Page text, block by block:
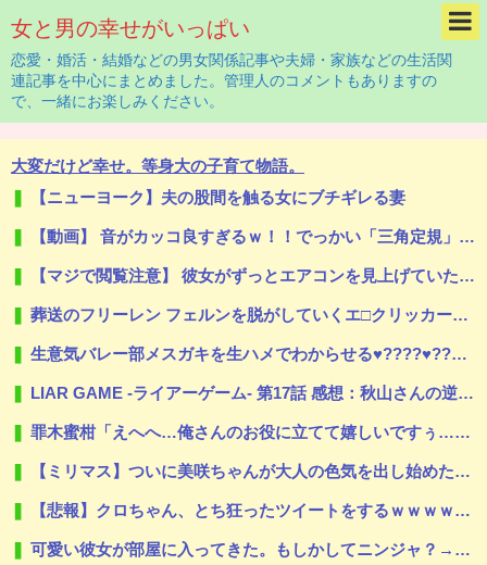
女と男の幸せがいっぱい
恋愛・婚活・結婚などの男女関係記事や夫婦・家族などの生活関
連記事を中心にまとめました。管理人のコメントもありますの
で、一緒にお楽しみください。
大変だけど幸せ。等身大の子育て物語。
【ニューヨーク】夫の股間を触る女にブチギレる妻
【動画】 音がカッコ良すぎるｗ！！でっかい「三角定規」のブーメラン！！
【マジで閲覧注意】 彼女がずっとエアコンを見上げていた。どうしたの？つけた方がいい？ → その時はまだ、本当の理由を知りませんでした…
葬送のフリーレン フェルンを脱がしていくエ□クリッカーゲーム 一級魔法使い、簡単に催眠術にかかる。
生意気バレー部メスガキを生ハメでわからせる♥️????♥️????♥️
LIAR GAME -ライアーゲーム- 第17話 感想：秋山さんの逆転の策がバレちゃった！
罪木蜜柑「えへへ…俺さんのお役に立てて嬉しいですぅ…」←絶対結婚する
【ミリマス】ついに美咲ちゃんが大人の色気を出し始めた…！
【悲報】クロちゃん、とち狂ったツイートをするｗｗｗｗｗｗｗｗｗｗｗ
可愛い彼女が部屋に入ってきた。もしかしてニンジャ？→スタイリッシュな動きはこちらです…